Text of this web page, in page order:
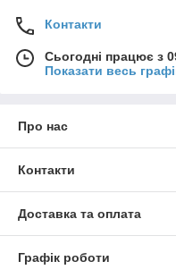
Контакти
Сьогодні працює з
Показати весь
Про нас
Контакти
Доставка та оплата
Графік роботи